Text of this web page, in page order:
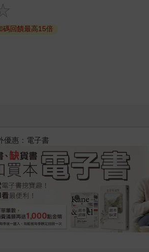
回饋最高15倍
博〈你好，我吃一點〉第二波